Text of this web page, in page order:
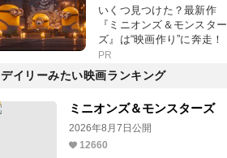
いくつ見つけた？最新作
『ミニオンズ＆モンスター
ズ』は“映画作り”に奔走！
PR
デイリーみたい映画ランキング
ミニオンズ＆モンスターズ
2026年8月7日公開
12660